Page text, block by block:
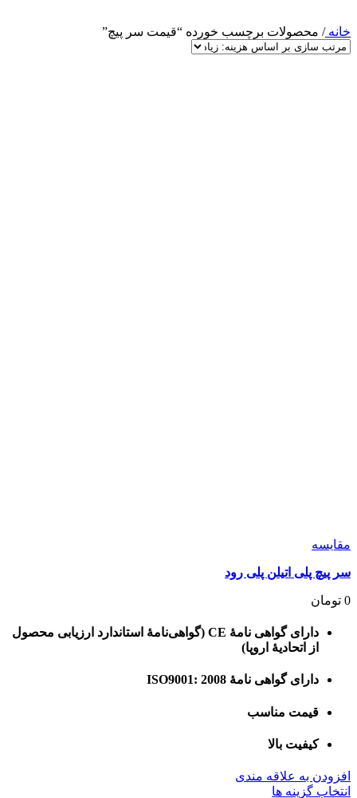
خانه/ محصولات برچسب خورده “قیمت سر پیچ”
مقايسه
سر پیچ پلی اتیلن پلی رود
0 تومان
دارای گواهی نامۀ CE (گواهی‌نامۀ استاندارد ارزیابی محصول
از اتحادیۀ اروپا)
دارای گواهی نامۀ ISO9001: 2008
قیمت مناسب
کیفیت بالا
افزودن به علاقه مندی
انتخاب گزینه ها